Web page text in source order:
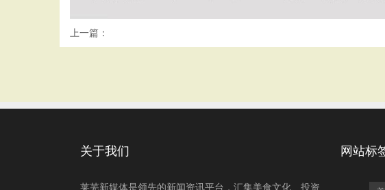
上一篇：
关于我们
莱芜新媒体是领先的新闻资讯平台，汇集美食文化、投资
网站标